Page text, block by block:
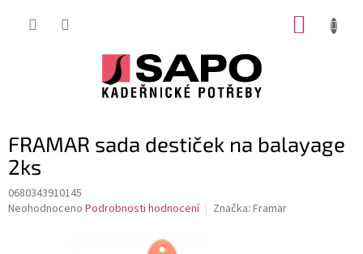
FRAMAR sada destiček na balayage
2ks
0680343910145
Průměrné
Neohodnoceno Podrobnosti hodnocení Značka: Framar